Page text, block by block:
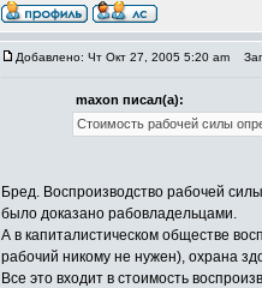
Добавлено: Чт Окт 27, 2005 5:20 am
maxon писал(а):
Стоимость рабочей силы
Бред. Воспроизводство рабочей
было доказано рабовладельцами.
А в капиталистическом обществе
рабочий никому не нужен), охрана
Все это входит в стоимость